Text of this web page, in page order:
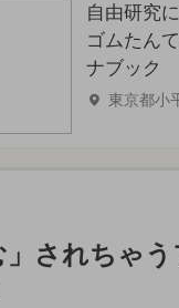
自由研究
ゴムたん
ナブック
東京都小
」されちゃ